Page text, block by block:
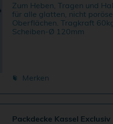
Zum Heben, Tragen und
für alle glatten, nicht
Oberflächen. Tragkraft
Scheiben-Ø 120mm
Merken
Packdecke Kassel Exclusiv